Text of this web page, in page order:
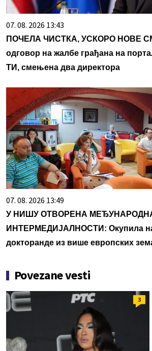
07. 08. 2026 13:43
ПОЧЕЛА ЧИСТКА, УСКОРО НОВЕ
одговор на жалбе грађана на
ТИ, смењена два директора
07. 08. 2026 13:49
У НИШУ ОТВОРЕНА
ИНТЕРМЕДИЈАЛНОСТИ: Окупила
докторанде из више европских
Povezane vesti
3